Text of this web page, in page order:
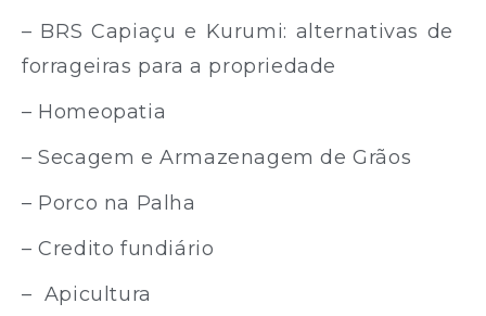
– BRS Capiaçu e Kurumi: alternativas de
forrageiras para a propriedade
– Homeopatia
– Secagem e Armazenagem de Grãos
– Porco na Palha
– Credito fundiário
– Apicultura